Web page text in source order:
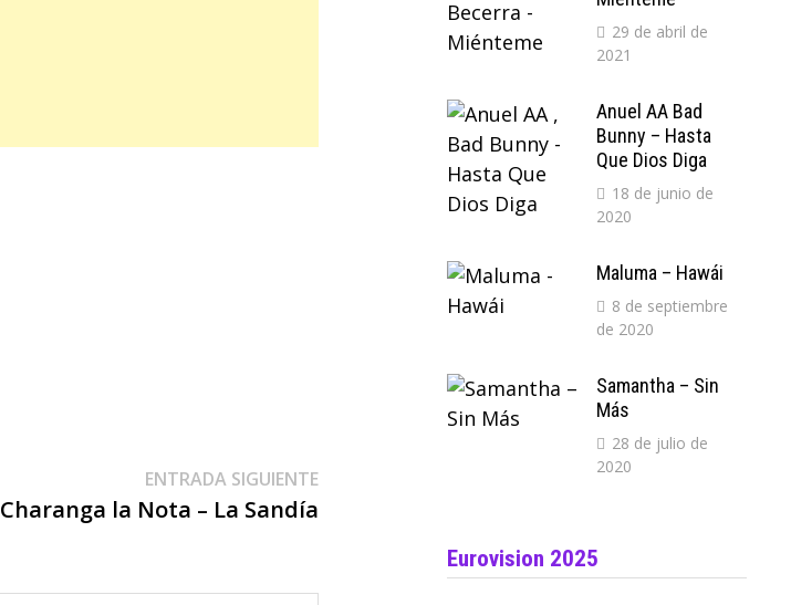
ENTRADA SIGUIENTEEntrada
Charanga la Nota – La Sandía
29 de abril de
2021
Anuel AA Bad
Bunny – Hasta
Que Dios Diga
18 de junio de
2020
Maluma – Hawái
8 de septiembre
de 2020
Samantha – Sin
Más
28 de julio de
2020
Eurovision 2025